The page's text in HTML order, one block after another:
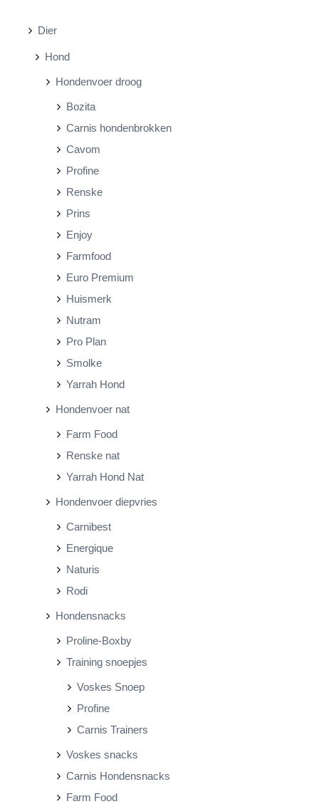
Dier
Hond
Hondenvoer droog
Bozita
Carnis hondenbrokken
Cavom
Profine
Renske
Prins
Enjoy
Farmfood
Euro Premium
Huismerk
Nutram
Pro Plan
Smolke
Yarrah Hond
Hondenvoer nat
Farm Food
Renske nat
Yarrah Hond Nat
Hondenvoer diepvries
Carnibest
Energique
Naturis
Rodi
Hondensnacks
Proline-Boxby
Training snoepjes
Voskes Snoep
Profine
Carnis Trainers
Voskes snacks
Carnis Hondensnacks
Farm Food